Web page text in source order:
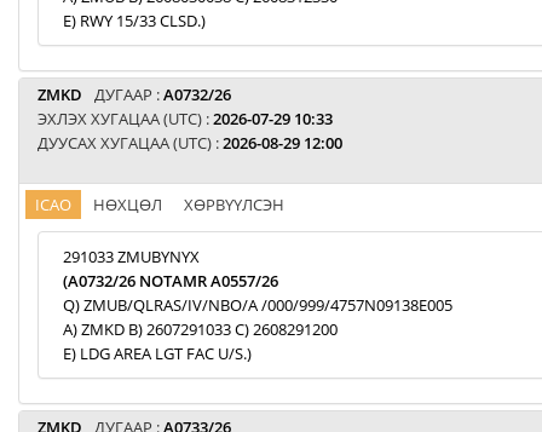
E) RWY 15/33 CLSD.)
ZMKD ДУГААР :A0732/26
ЭХЛЭХ ХУГАЦАА (UTC) :2026-07-29 10:33
ДУУСАХ ХУГАЦАА (UTC) :2026-08-29 12:00
ICAO НӨХЦӨЛ ХӨРВҮҮЛСЭН
291033 ZMUBYNYX
(A0732/26 NOTAMR A0557/26
Q) ZMUB/QLRAS/IV/NBO/A /000/999/4757N09138E005
A) ZMKD B) 2607291033 C) 2608291200
E) LDG AREA LGT FAC U/S.)
ZMKD ДУГААР :A0733/26